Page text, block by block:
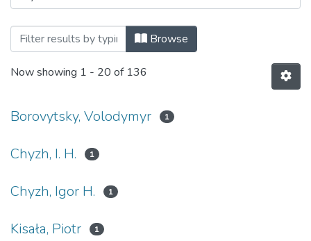
Browsing Кафедра оптичних та
Browse
Now showing 1 - 20 of 136
Borovytsky, Volodymyr 1
Chyzh, I. H. 1
Chyzh, Igor H. 1
Kisała, Piotr 1